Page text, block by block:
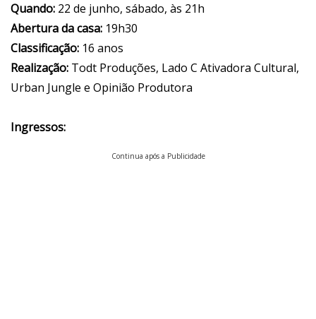
Quando: 22 de junho, sábado, às 21h
Abertura da casa: 19h30
Classificação: 16 anos
Realização: Todt Produções, Lado C Ativadora Cultural,
Urban Jungle e Opinião Produtora
Ingressos:
Continua após a Publicidade